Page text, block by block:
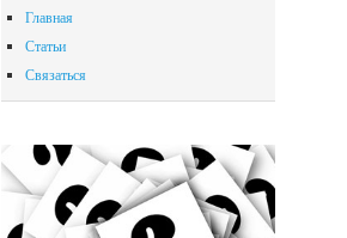
Главная
Статьи
Связаться